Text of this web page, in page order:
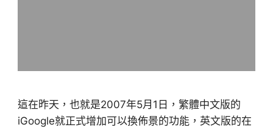
這在昨天，也就是2007年5月1日，繁體中文版的
iGoogle就正式增加可以換佈景的功能，英文版的在